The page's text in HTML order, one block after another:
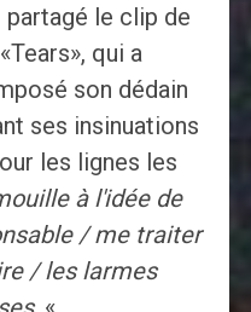
partagé le clip de
qui a
son dédain
ses insinuations
les lignes les
à l'idée de
/ me traiter
/ les larmes